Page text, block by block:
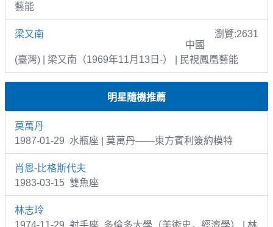
藝能
梁又南
瀏覽:2631
中國
(臺灣) | 梁又南（1969年11月13日-） | 民視鳳凰藝能
明星隨機推薦
莫萬丹
1987-01-29 水瓶座 | 莫萬丹——東方賓利簽約模特
肖恩-比格斯代夫
1983-03-15 雙魚座
林志玲
1974-11-29 射手座 多倫多大學（美術史，經濟學） | 林